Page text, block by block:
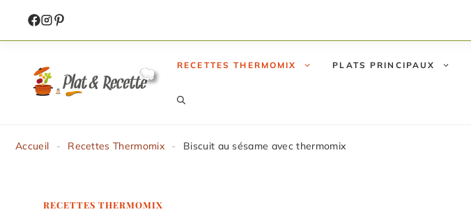
contenu
RECETTES THERMOMIX PLATS PRINCIPAUX
Accueil - Recettes Thermomix - Biscuit au sésame avec thermomix
RECETTES THERMOMIX